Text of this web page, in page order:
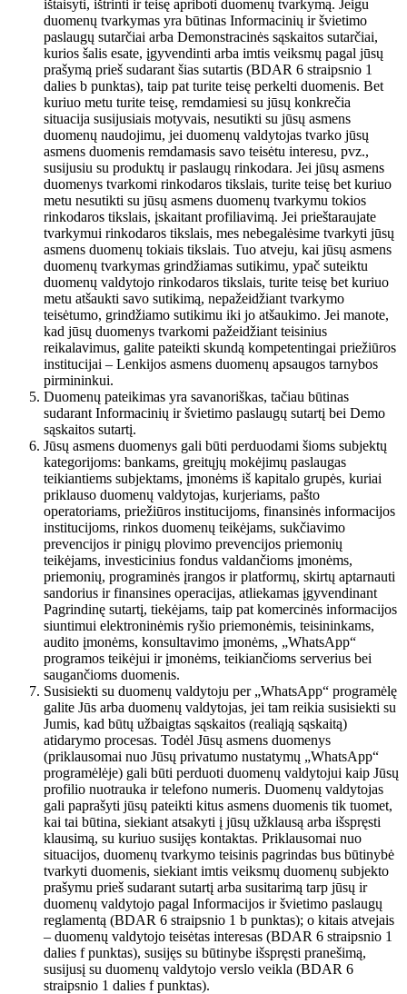
ištaisyti, ištrinti ir teisę apriboti duomenų tvarkymą. Jeigu
duomenų tvarkymas yra būtinas Informacinių ir švietimo
paslaugų sutarčiai arba Demonstracinės sąskaitos sutarčiai,
kurios šalis esate, įgyvendinti arba imtis veiksmų pagal jūsų
prašymą prieš sudarant šias sutartis (BDAR 6 straipsnio 1
dalies b punktas), taip pat turite teisę perkelti duomenis. Bet
kuriuo metu turite teisę, remdamiesi su jūsų konkrečia
situacija susijusiais motyvais, nesutikti su jūsų asmens
duomenų naudojimu, jei duomenų valdytojas tvarko jūsų
asmens duomenis remdamasis savo teisėtu interesu, pvz.,
susijusiu su produktų ir paslaugų rinkodara. Jei jūsų asmens
duomenys tvarkomi rinkodaros tikslais, turite teisę bet kuriuo
metu nesutikti su jūsų asmens duomenų tvarkymu tokios
rinkodaros tikslais, įskaitant profiliavimą. Jei prieštaraujate
tvarkymui rinkodaros tikslais, mes nebegalėsime tvarkyti jūsų
asmens duomenų tokiais tikslais. Tuo atveju, kai jūsų asmens
duomenų tvarkymas grindžiamas sutikimu, ypač suteiktu
duomenų valdytojo rinkodaros tikslais, turite teisę bet kuriuo
metu atšaukti savo sutikimą, nepažeidžiant tvarkymo
teisėtumo, grindžiamo sutikimu iki jo atšaukimo. Jei manote,
kad jūsų duomenys tvarkomi pažeidžiant teisinius
reikalavimus, galite pateikti skundą kompetentingai priežiūros
institucijai – Lenkijos asmens duomenų apsaugos tarnybos
pirmininkui.
Duomenų pateikimas yra savanoriškas, tačiau būtinas
sudarant Informacinių ir švietimo paslaugų sutartį bei Demo
sąskaitos sutartį.
Jūsų asmens duomenys gali būti perduodami šioms subjektų
kategorijoms: bankams, greitųjų mokėjimų paslaugas
teikiantiems subjektams, įmonėms iš kapitalo grupės, kuriai
priklauso duomenų valdytojas, kurjeriams, pašto
operatoriams, priežiūros institucijoms, finansinės informacijos
institucijoms, rinkos duomenų teikėjams, sukčiavimo
prevencijos ir pinigų plovimo prevencijos priemonių
teikėjams, investicinius fondus valdančioms įmonėms,
priemonių, programinės įrangos ir platformų, skirtų aptarnauti
sandorius ir finansines operacijas, atliekamas įgyvendinant
Pagrindinę sutartį, tiekėjams, taip pat komercinės informacijos
siuntimui elektroninėmis ryšio priemonėmis, teisininkams,
audito įmonėms, konsultavimo įmonėms, „WhatsApp“
programos teikėjui ir įmonėms, teikiančioms serverius bei
saugančioms duomenis.
Susisiekti su duomenų valdytoju per „WhatsApp“ programėlę
galite Jūs arba duomenų valdytojas, jei tam reikia susisiekti su
Jumis, kad būtų užbaigtas sąskaitos (realiąją sąskaitą)
atidarymo procesas. Todėl Jūsų asmens duomenys
(priklausomai nuo Jūsų privatumo nustatymų „WhatsApp“
programėlėje) gali būti perduoti duomenų valdytojui kaip Jūsų
profilio nuotrauka ir telefono numeris. Duomenų valdytojas
gali paprašyti jūsų pateikti kitus asmens duomenis tik tuomet,
kai tai būtina, siekiant atsakyti į jūsų užklausą arba išspręsti
klausimą, su kuriuo susijęs kontaktas. Priklausomai nuo
situacijos, duomenų tvarkymo teisinis pagrindas bus būtinybė
tvarkyti duomenis, siekiant imtis veiksmų duomenų subjekto
prašymu prieš sudarant sutartį arba susitarimą tarp jūsų ir
duomenų valdytojo pagal Informacijos ir švietimo paslaugų
reglamentą (BDAR 6 straipsnio 1 b punktas); o kitais atvejais
– duomenų valdytojo teisėtas interesas (BDAR 6 straipsnio 1
dalies f punktas), susijęs su būtinybe išspręsti pranešimą,
susijusį su duomenų valdytojo verslo veikla (BDAR 6
straipsnio 1 dalies f punktas).